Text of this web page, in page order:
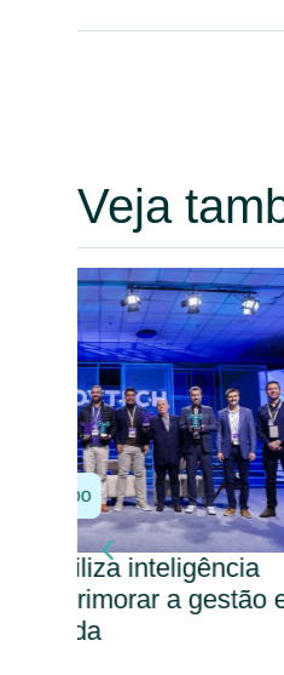
Veja
Novidades do
Valor em
modelo